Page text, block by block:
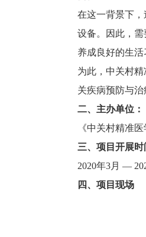
在这一背景下
设备。因此，
养成良好的生活
为此，中关村
关疾病预防与
二、主办单位：
《中关村精准
三、项目开展时
2020年3月 —
四、项目现场